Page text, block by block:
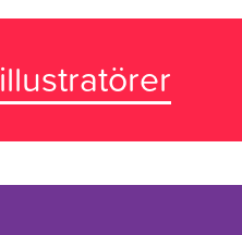
illustratörer